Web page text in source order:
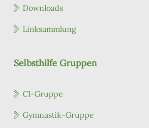
Downloads
Linksammlung
Selbsthilfe Gruppen
CI-Gruppe
Gymnastik-Gruppe